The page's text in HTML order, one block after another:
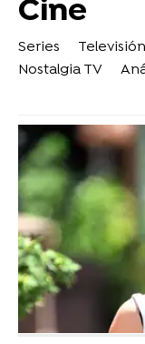
Cine
Series Televisión
Nostalgia TV